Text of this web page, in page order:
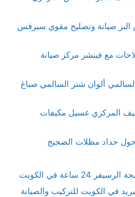
صيانة وتصليح مقوي سيرفس
مع فينشر مركز صيانة
ألوان شتر السالمي صباغ
المركزي غسيل مكيفات
حول حداد مظلات الضجيج
ساعة في الكويت
في الكويت للتركيب والصيانة